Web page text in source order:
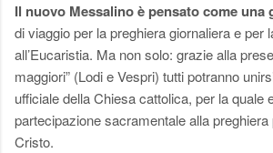
Il nuovo Messalino è pensato come una
di viaggio per la preghiera giornaliera e per
all’Eucaristia. Ma non solo: grazie alla
maggiori” (Lodi e Vespri) tutti potranno
ufficiale della Chiesa cattolica, per la quale
partecipazione sacramentale alla
Cristo.